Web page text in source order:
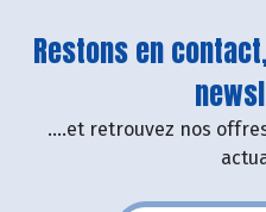
Restons en
....et retrouvez nos